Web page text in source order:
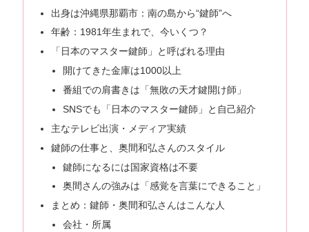
出身は沖縄県那覇市：南の島から“鍵師”へ
年齢：1981年生まれで、今いくつ？
「日本のマスター鍵師」と呼ばれる理由
開けてきた金庫は1000以上
番組での肩書きは「無敗の天才鍵開け師」
SNSでも「日本のマスター鍵師」と自己紹介
主なテレビ出演・メディア実績
鍵師の仕事と、奥間和弘さんのスタイル
鍵師になるには国家資格は不要
奥間さんの強みは「感覚を言葉にできること」
まとめ：鍵師・奥間和弘さんはこんな人
会社・所属